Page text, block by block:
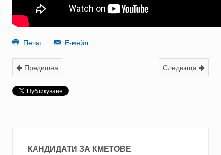
Печат Е-мейл
Предишна Следваща
КАНДИДАТИ ЗА КМЕТОВЕ